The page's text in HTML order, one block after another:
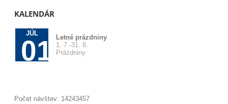
KALENDÁR
JÚL
01
Letné prázdniny
1. 7.-31. 8.
Prázdniny
Počet návštev: 14243457